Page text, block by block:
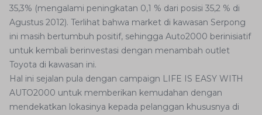
35,3% (mengalami peningkatan 0,1 % dari posisi 35,2 % di
Agustus 2012). Terlihat bahwa market di kawasan Serpong
ini masih bertumbuh positif, sehingga Auto2000 berinisiatif
untuk kembali berinvestasi dengan menambah outlet
Toyota di kawasan ini.
Hal ini sejalan pula dengan campaign LIFE IS EASY WITH
AUTO2000 untuk memberikan kemudahan dengan
mendekatkan lokasinya kepada pelanggan khususnya di